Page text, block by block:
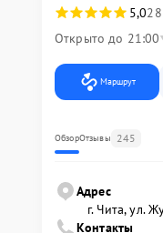
5,0
Открыто до 21:00
Маршрут
ОбзорОтзывы 245
Адрес
г. Чита, ул.
Контакты